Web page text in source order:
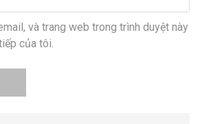
và trang web trong trình duyệt này
của tôi.